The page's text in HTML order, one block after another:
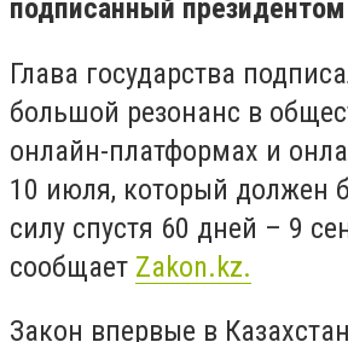
подписанный
Глава государства
большой резонанс в
онлайн-платформах и
10 июля, который должен
силу спустя 60 дней – 9
сообщает Zakon.kz.
Закон впервые в